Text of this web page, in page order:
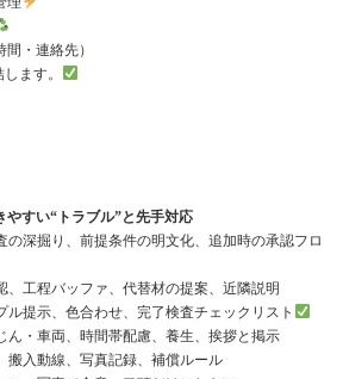
・連絡先）
ます。
すい“トラブル”と先手対応
の深掘り、前提条件の明文化、追加時の承認フロ
、工程バッファ、代替材の提案、近隣説明
ル提示、色合わせ、完了検査チェックリスト
ん・車両、時間帯配慮、養生、挨拶と掲示
搬入動線、写真記録、補償ルール